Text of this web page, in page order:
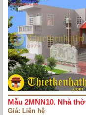
Mẫu 2MNN10. Nhà
Giá: Liên hệ